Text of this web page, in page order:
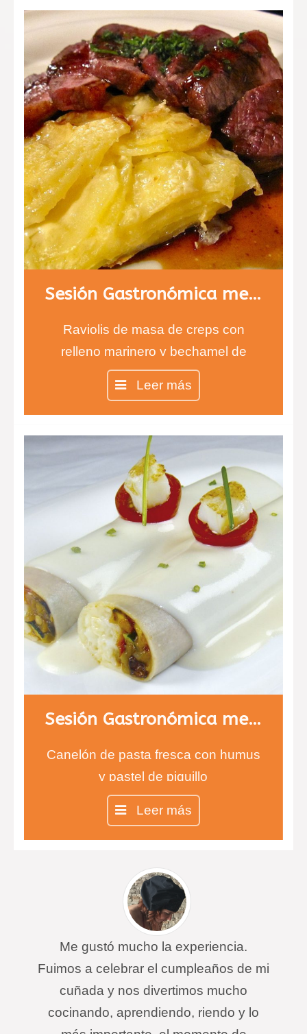
Chesse cake en copa
Sesión Gastronómica menú 2
Raviolis de masa de creps con
relleno marinero y bechamel de
pimientos de piquillo.
Magret de pato con puré de
berenjena y queso de cabra y
crujiente de parmesano y gratén de
patata con bacon.
Raviolis de piña con sopa de coco
Leer más
Sesión Gastronómica menú 2
Canelón de pasta fresca con humus
y pastel de piquillo
Calamares rellenos de verdura y
Esferas de yogurt con fresa y con
una suave membrana de módena.
Leer más
Me gustó mucho la experiencia.
Fuimos a celebrar el cumpleaños de mi
cuñada y nos divertimos mucho
cocinando, aprendiendo, riendo y lo